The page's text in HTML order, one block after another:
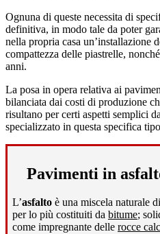
Ognuna di queste necessita di
definitiva, in modo tale da poter
nella propria casa un’installazione
compattezza delle piastrelle,
anni.
La posa in opera relativa ai
bilanciata dai costi di produzione
risultano per certi aspetti semplici
specializzato in questa specifica
Pavimenti in
L’asfalto è una miscela naturale di
per lo più costituiti da bitume;
come impregnante delle rocce